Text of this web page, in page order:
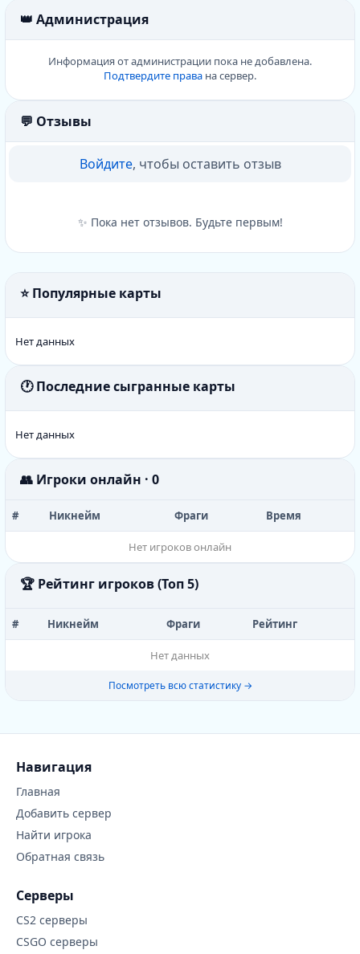
👑 Администрация
Информация от администрации пока не добавлена.
Подтвердите права на сервер.
💬 Отзывы
Войдите, чтобы оставить отзыв
✨ Пока нет отзывов. Будьте первым!
⭐ Популярные карты
Нет данных
🕐 Последние сыгранные карты
Нет данных
👥 Игроки онлайн · 0
# Никнейм Фраги Время
Нет игроков онлайн
🏆 Рейтинг игроков (Топ 5)
# Никнейм Фраги Рейтинг
Нет данных
Посмотреть всю статистику →
Навигация
Главная
Добавить сервер
Найти игрока
Обратная связь
Серверы
CS2 серверы
CSGO серверы